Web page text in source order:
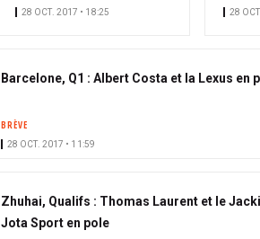
28 OCT. 2017 • 18:25 28
Barcelone, Q1 : Albert Costa et la Lexus en
BRÈVE
28 OCT. 2017 • 11:59
Zhuhai, Qualifs : Thomas Laurent et le
Jota Sport en pole